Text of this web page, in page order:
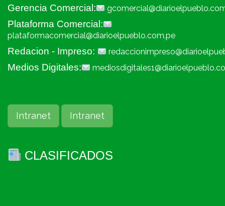
Gerencia Comercial:
Plataforma Comercial:
plataformacomercial@diarioelpueblo.com.pe
Redacion - Impreso:
Medios Digitales:
Intranet Intranet
CLASIFICADOS